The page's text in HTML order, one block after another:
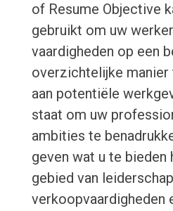
of Resume Objective
gebruikt om uw
vaardigheden op een
overzichtelijke manier
aan potentiële
staat om uw
ambities te
geven wat u te bieden
gebied van
verkoopvaardigheden